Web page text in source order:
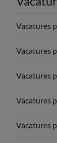
Vacatures
Vacatures
Vacatures
Vacatures
Vacatures